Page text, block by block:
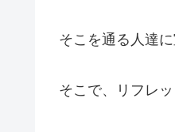
そこを通る人達
そこで、リフレ